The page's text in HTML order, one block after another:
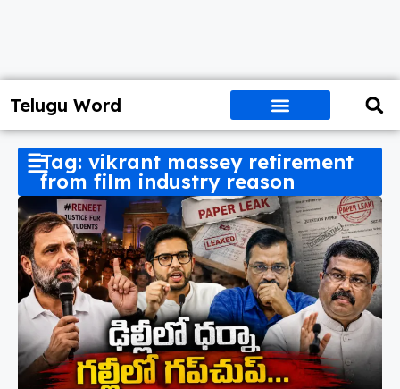
Telugu Word
Tag: vikrant massey retirement
from film industry reason